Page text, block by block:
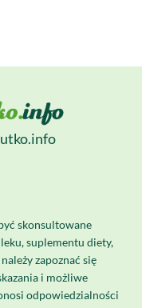
skonsultowane
suplementu diety,
zapoznać się
i możliwe
odpowiedzialności